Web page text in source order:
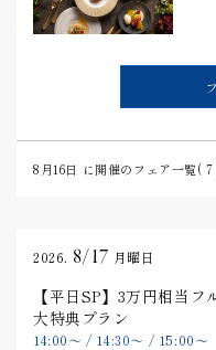
8月16日 に開催のフェア一覧(7
2026. 8/17 月曜日
【平日SP】3万円相当
大特典プラン
14:00〜 / 14:30〜 / 15:00〜